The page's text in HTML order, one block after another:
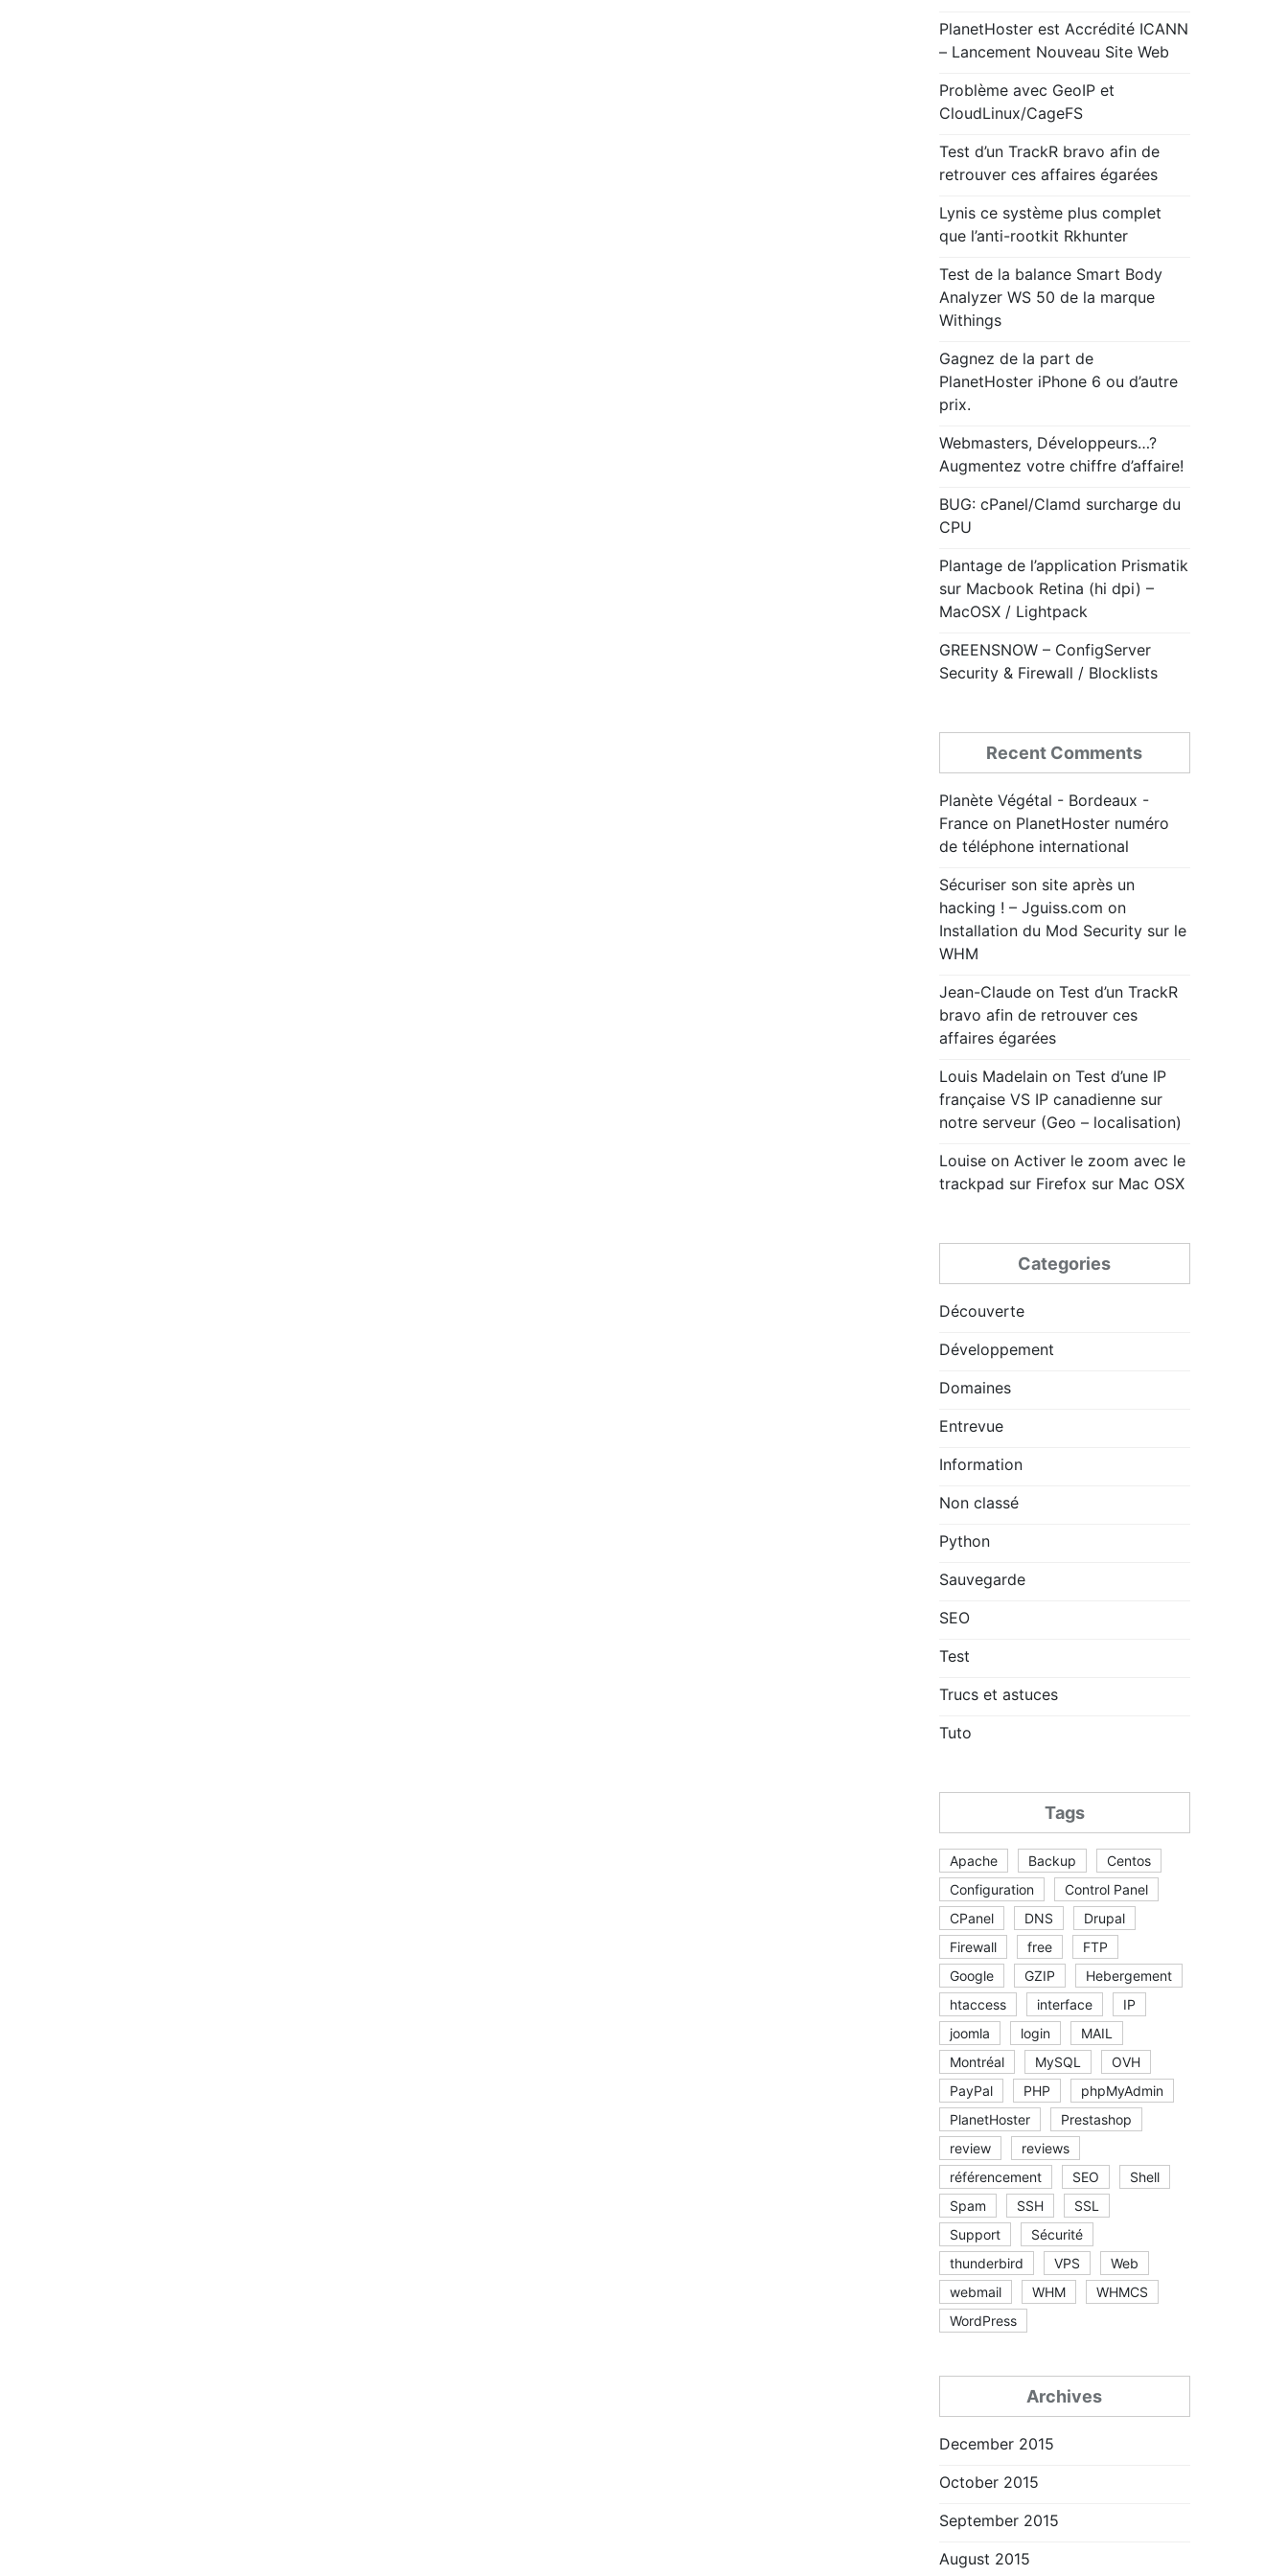
PlanetHoster est Accrédité ICANN
– Lancement Nouveau Site Web
Problème avec GeoIP et
CloudLinux/CageFS
Test d’un TrackR bravo afin de
retrouver ces affaires égarées
Lynis ce système plus complet
que l’anti-rootkit Rkhunter
Test de la balance Smart Body
Analyzer WS 50 de la marque
Withings
Gagnez de la part de
PlanetHoster iPhone 6 ou d’autre
prix.
Webmasters, Développeurs…?
Augmentez votre chiffre d’affaire!
BUG: cPanel/Clamd surcharge du
CPU
Plantage de l’application Prismatik
sur Macbook Retina (hi dpi) –
MacOSX / Lightpack
GREENSNOW – ConfigServer
Security & Firewall / Blocklists
Recent Comments
Planète Végétal - Bordeaux -
Franceon PlanetHoster numéro
de téléphone international
Sécuriser son site après un
hacking ! – Jguiss.com on
Installation du Mod Security sur le
WHM
Jean-Claudeon Test d’un TrackR
bravo afin de retrouver ces
affaires égarées
Louis Madelainon Test d’une IP
française VS IP canadienne sur
notre serveur (Geo – localisation)
Louiseon Activer le zoom avec le
trackpad sur Firefox sur Mac OSX
Categories
Découverte
Développement
Domaines
Entrevue
Information
Non classé
Python
Sauvegarde
SEO
Test
Trucs et astuces
Tuto
Tags
Apache Backup
Centos
Configuration
Control Panel
CPanel
DNS
Drupal
Firewall
free
FTP
Google
GZIP
Hebergement
htaccess
interface
IP
joomla
login
MAIL
Montréal
MySQL
OVH
PayPal
PHP
phpMyAdmin
PlanetHoster
Prestashop
review
reviews
référencement
SEO
Shell
Spam
SSH
SSL
Support
Sécurité
thunderbird
VPS
Web
webmail
WHM
WHMCS
WordPress
Archives
December 2015
October 2015
September 2015
August 2015